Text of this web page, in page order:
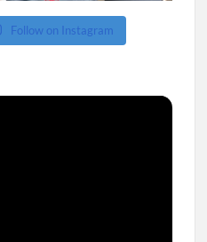
Follow on Instagram